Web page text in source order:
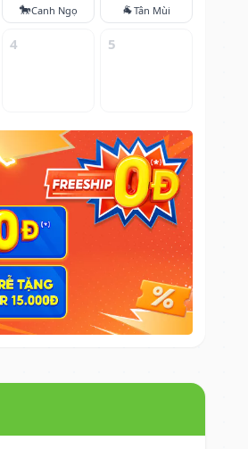
🐎Canh Ngọ 🐐Tân Mùi
4 5